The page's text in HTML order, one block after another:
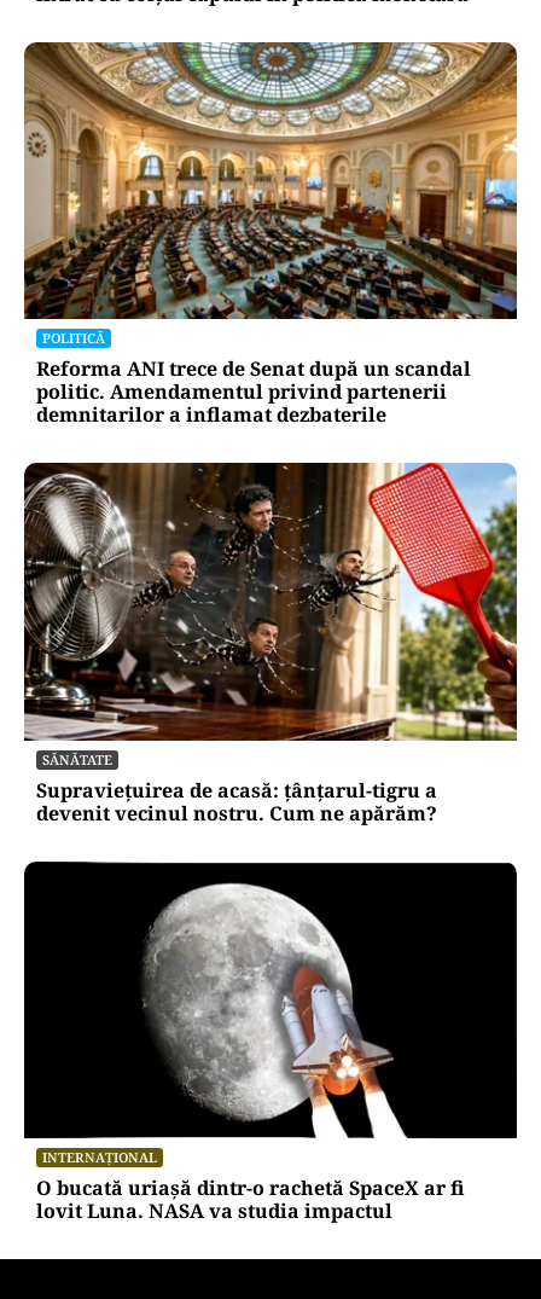
POLITICĂ
Mesia și trădarea leului: Călin Georgescu a
intrat cu colțul capului în politica monetară
POLITICĂ
Reforma ANI trece de Senat după un scandal
politic. Amendamentul privind partenerii
demnitarilor a inflamat dezbaterile
Supraviețuirea de acasă: țânțarul-tigru a
devenit vecinul nostru. Cum ne apărăm?